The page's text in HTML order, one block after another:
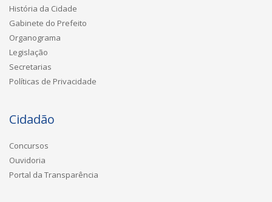
História da Cidade
Gabinete do Prefeito
Organograma
Legislação
Secretarias
Políticas de Privacidade
Cidadão
Concursos
Ouvidoria
Portal da Transparência